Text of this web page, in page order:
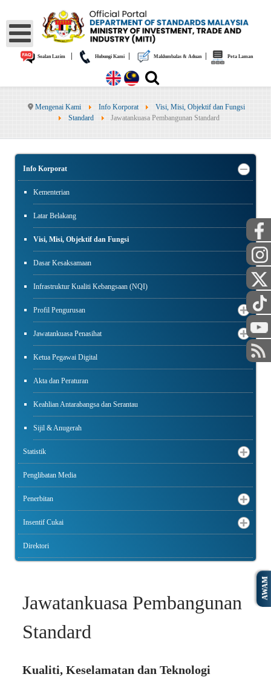
Soalan Lazim| Hubungi Kami| Maklumbalas & Aduan| Peta Laman
Mengenai Kami Info Korporat
Visi, Misi, Objektif dan Fungsi
Standard
Jawatankuasa Pembangunan Standard
Info Korporat
Kementerian
Latar Belakang
Visi, Misi, Objektif dan Fungsi
Dasar Kesaksamaan
Infrastruktur Kualiti Kebangsaan (NQI)
Profil Pengurusan
Jawatankuasa Penasihat
Ketua Pegawai Digital
Akta dan Peraturan
Keahlian Antarabangsa dan Serantau
Sijil & Anugerah
Statistik
Penglibatan Media
Penerbitan
Insentif Cukai
Direktori
Jawatankuasa Pembangunan
Standard
Kualiti, Keselamatan dan Teknologi
AWAM